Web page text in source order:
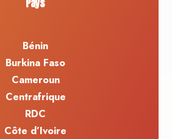
Pays
Bénin
Burkina Faso
Cameroun
Centrafrique
RDC
Côte d’Ivoire